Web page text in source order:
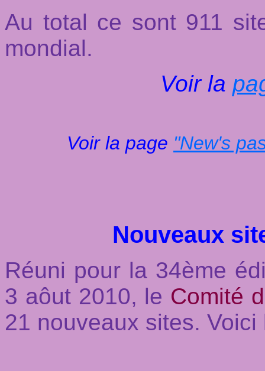
Au total ce sont 911
mondial.
Voir la
Voir la page "New's
Nouveaux
Réuni pour la 34ème
3 aôut 2010, le Comité
21 nouveaux sites.